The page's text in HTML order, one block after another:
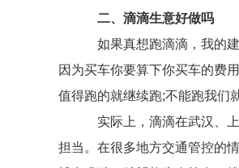
二、滴滴生意好做吗
如果真想跑滴滴，我的建
因为买车你要算下你买车的费
值得跑的就继续跑;不能跑我们
实际上，滴滴在武汉、上
担当。在很多地方交通管控的